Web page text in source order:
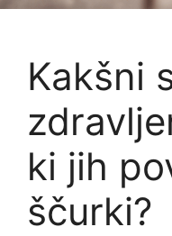
Kakšni
ki jih
ščurki?